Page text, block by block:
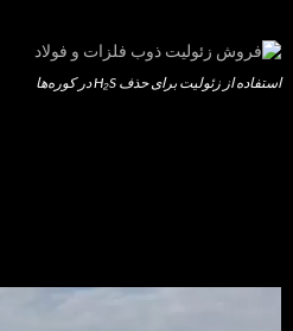
استفاده از زئولیت برای حذف H₂S در کوره‌ها